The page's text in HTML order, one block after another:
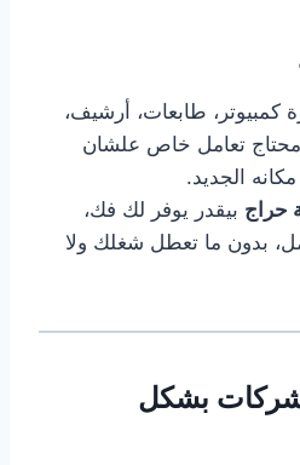
كمبيوتر، طابعات، أرشيف،
تعامل خاص علشان
الجديد.
حراج بيقدر يوفر لك فك،
بدون ما تعطل شغلك ولا
بشكل